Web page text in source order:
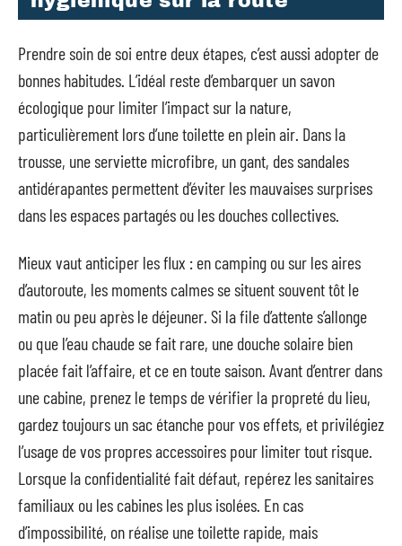
Prendre soin de soi entre deux étapes, c’est aussi adopter de
bonnes habitudes. L’idéal reste d’embarquer un savon
écologique pour limiter l’impact sur la nature,
particulièrement lors d’une toilette en plein air. Dans la
trousse, une serviette microfibre, un gant, des sandales
antidérapantes permettent d’éviter les mauvaises surprises
dans les espaces partagés ou les douches collectives.
Mieux vaut anticiper les flux : en camping ou sur les aires
d’autoroute, les moments calmes se situent souvent tôt le
matin ou peu après le déjeuner. Si la file d’attente s’allonge
ou que l’eau chaude se fait rare, une douche solaire bien
placée fait l’affaire, et ce en toute saison. Avant d’entrer dans
une cabine, prenez le temps de vérifier la propreté du lieu,
gardez toujours un sac étanche pour vos effets, et privilégiez
l’usage de vos propres accessoires pour limiter tout risque.
Lorsque la confidentialité fait défaut, repérez les sanitaires
familiaux ou les cabines les plus isolées. En cas
d’impossibilité, on réalise une toilette rapide, mais